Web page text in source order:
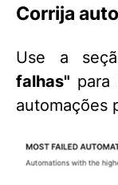
Corrija
Use a
falhas" para
automações